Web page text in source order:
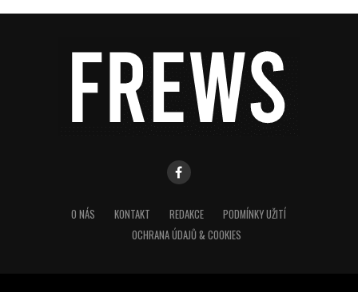
O NÁS KONTAKT REDAKCE
PODMÍNKY UŽITÍ
OCHRANA ÚDAJŮ & COOKIES